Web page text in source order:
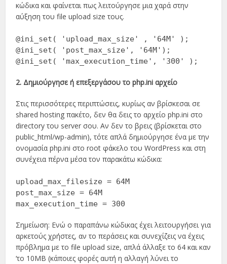
κώδικα και φαίνεται πως λειτούργησε μια χαρά στην
αύξηση του file upload size τους.
@ini_set( 'upload_max_size' , '64M' );
@ini_set( 'post_max_size', '64M');
@ini_set( 'max_execution_time', '300' );
2. Δημιούργησε ή επεξεργάσου το php.ini αρχείο
Στις περισσότερες περιπτώσεις, κυρίως αν βρίσκεσαι σε
shared hosting πακέτο, δεν θα δεις το αρχείο php.ini στο
directory του server σου. Αν δεν το βρεις (βρίσκεται στο
public_html/wp-admin), τότε απλά δημιούργησε ένα με την
ονομασία php.ini στο root φάκελο του WordPress και στη
συνέχεια πέρνα μέσα τον παρακάτω κώδικα:
upload_max_filesize = 64M
post_max_size = 64M
max_execution_time = 300
Σημείωση: Ενώ ο παραπάνω κώδικας έχει λειτουργήσει για
αρκετούς χρήστες, αν το περάσεις και συνεχίζεις να έχεις
πρόβλημα με το file upload size, απλά άλλαξε το 64 και καν
‘το 10MB (κάποιες φορές αυτή η αλλαγή λύνει το